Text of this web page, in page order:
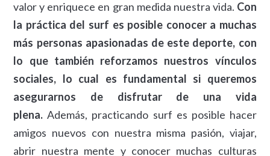
valor y enriquece en gran medida nuestra vida. Con
la práctica del surf es posible conocer a muchas
más personas apasionadas de este deporte, con
lo que también reforzamos nuestros vínculos
sociales, lo cual es fundamental si queremos
asegurarnos de disfrutar de una vida
plena. Además, practicando surf es posible hacer
amigos nuevos con nuestra misma pasión, viajar,
abrir nuestra mente y conocer muchas culturas